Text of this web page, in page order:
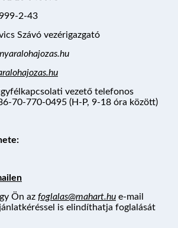
2-43
Szávó vezérigazgató
vezető telefonos
70-770-0495 (H-P, 9-18 óra között)
Ön az foglalas@mahart.hu e-mail
is elindíthatja foglalását